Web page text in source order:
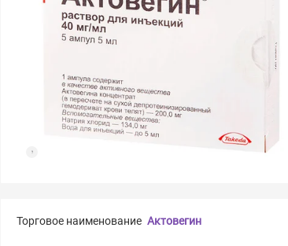
Торговое наименование Актовегин